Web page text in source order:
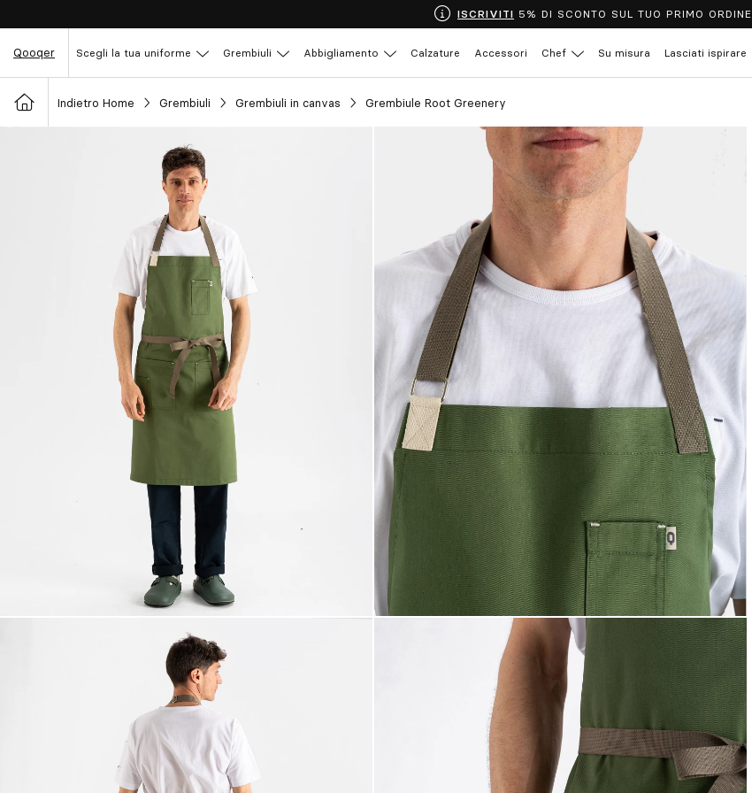
ISCRIVITI 5% DI SCONTO SUL TUO PRIMO ORDINE
Qooqer Scegli la tua uniforme Grembiuli Abbigliamento Calzature Accessori Chef Su misura Lasciati ispirare
Indietro Home Grembiuli Grembiuli in canvas Grembiule Root Greenery